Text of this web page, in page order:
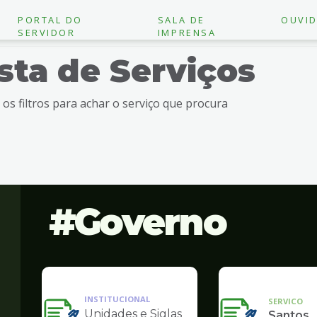
PORTAL DO
SERVIDOR
SALA DE
IMPRENSA
de Serviços
os filtros para achar o serviço que procura
Governo
INSTITUCIONAL
Unidades e Siglas
SERVICO